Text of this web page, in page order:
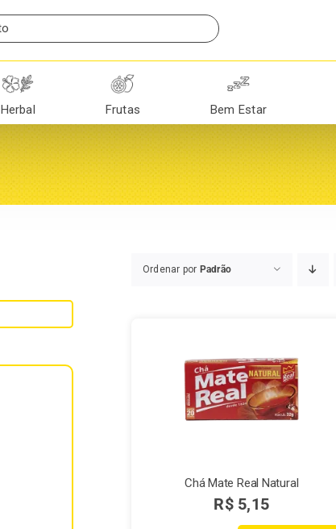
Herbal Frutas Bem Estar
Ordenar por Padrão
Chá Mate Real Natural
R$5,15